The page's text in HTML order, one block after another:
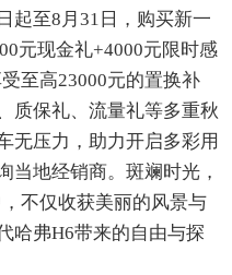
起至8月31日，购买新一
元现金礼+4000元限时感
至高23000元的置换补
质保礼、流量礼等多重秋
无压力，助力开启多彩用
当地经销商。斑斓时光，
不仅收获美丽的风景与
哈弗H6带来的自由与探